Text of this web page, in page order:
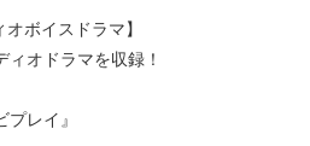
ボイスドラマ】
オドラマを収録！
レイ』